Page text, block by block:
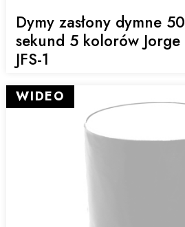
Dymy zasłony dymne 50
sekund 5 kolorów Jorge
JFS-1
WIDEO